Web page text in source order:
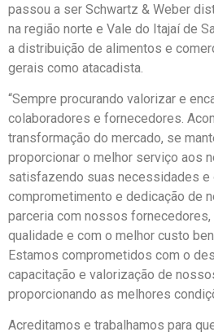
passou a ser Schwartz & Weber
na região norte e Vale do Itajaí de
a distribuição de alimentos e
gerais como atacadista.
“Sempre procurando valorizar e
colaboradores e fornecedores.
transformação do mercado, se
proporcionar o melhor serviço aos
satisfazendo suas necessidades e
comprometimento e dedicação de
parceria com nossos
qualidade e com o melhor custo
Estamos comprometidos com o
capacitação e valorização de
proporcionando as melhores
Acreditamos e trabalhamos para